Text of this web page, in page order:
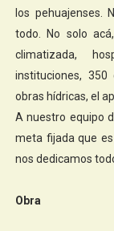
los pehuajenses.
todo. No solo
climatizada,
instituciones, 350
obras hídricas, el
A nuestro equipo
meta fijada que
nos dedicamos
Obra